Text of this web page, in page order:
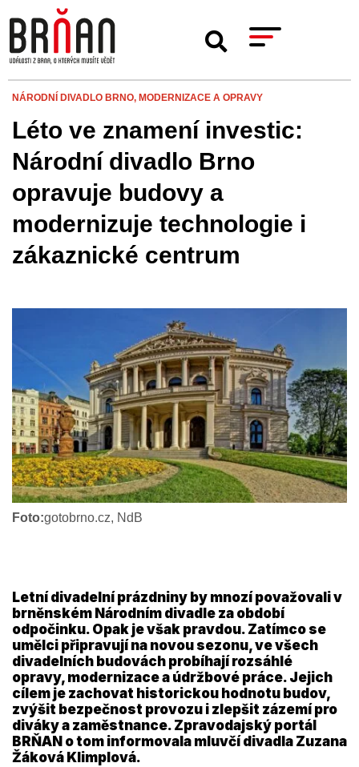
NÁRODNÍ DIVADLO BRNO, MODERNIZACE A OPRAVY
Léto ve znamení investic:
Národní divadlo Brno
opravuje budovy a
modernizuje technologie i
zákaznické centrum
Foto:gotobrno.cz, NdB
Letní divadelní prázdniny by mnozí považovali v
brněnském Národním divadle za období
odpočinku. Opak je však pravdou. Zatímco se
umělci připravují na novou sezonu, ve všech
divadelních budovách probíhají rozsáhlé
opravy, modernizace a údržbové práce. Jejich
cílem je zachovat historickou hodnotu budov,
zvýšit bezpečnost provozu i zlepšit zázemí pro
diváky a zaměstnance. Zpravodajský portál
BRŇAN o tom informovala mluvčí divadla Zuzana
Žáková Klimplová.